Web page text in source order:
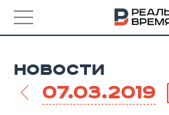
НОВОСТИ
НОВОСТИ
07.03.2019